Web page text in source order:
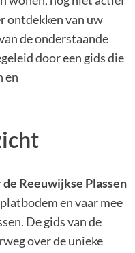
ontdekken van uw
de onderstaande
door een gids die
en
Reeuwijkse Plassen
en vaar mee
De gids van de
over de unieke